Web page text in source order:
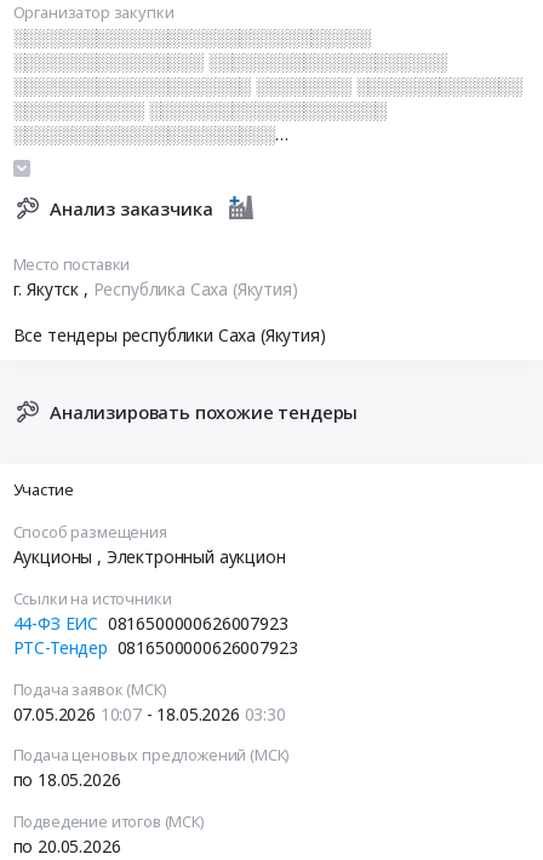
Организатор закупки
░░░░░░░░░░░░░░░░░░░░░░░░░░░░░░
░░░░░░░░░░░░░░░░ ░░░░░░░░░░░░░░░░░░░░
░░░░░░░░░░░░░░░░░░░░ ░░░░░░░░ ░░░░░░░░░░░░░░
░░░░░░░░░░░ ░░░░░░░░░░░░░░░░░░░░
░░░░░░░░░░░░░░░░░░░░░░
░░░░░░░░░░░░░░░░░░░░░░░░ ░░░░░░░░░░░░░░░░░
░░░░░░░░░░░░░░░░░░░░░░░░░░░░░░░░░░░░ ░░
░░░░░░░░░░░░░░ ░░░░░░░░░░░░░░░░░░
░░░░░░░░░░░░░░░
Анализ заказчика
Место поставки
г. Якутск , Республика Саха (Якутия)
Все тендеры республики Саха (Якутия)
Анализировать похожие тендеры
Участие
Способ размещения
Аукционы , Электронный аукцион
Ссылки на источники
44-ФЗ ЕИС 0816500000626007923
РТС-Тендер 0816500000626007923
Подача заявок (МСК)
07.05.2026 10:07- 18.05.2026 03:30
Подача ценовых предложений (МСК)
по 18.05.2026
Подведение итогов (МСК)
по 20.05.2026